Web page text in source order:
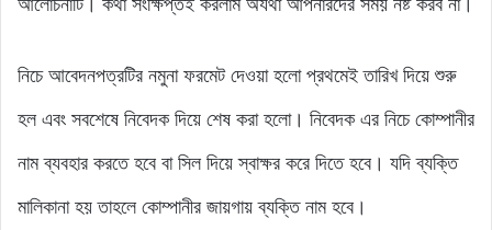
নিচে আবেদনপত্রটির নমুনা ফরমেট দেওয়া হলো প্রথমেই তারিখ দিয়ে শুরু
হল এবং সবশেষে নিবেদক দিয়ে শেষ করা হলো। নিবেদক এর নিচে কোম্পানীর
নাম ব্যবহার করতে হবে বা সিল দিয়ে স্বাক্ষর করে দিতে হবে। যদি ব্যক্তি
মালিকানা হয় তাহলে কোম্পানীর জায়গায় ব্যক্তি নাম হবে।